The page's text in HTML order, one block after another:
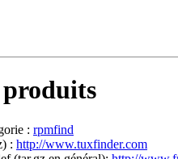
produits
: rpmfind
: http://www.tuxfinder.com